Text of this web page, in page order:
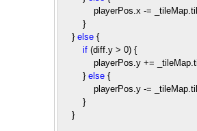
playerPos.x -=
}
} else {
if (diff.y > 0) {
playerPos.y +=
} else {
playerPos.y -=
}
}